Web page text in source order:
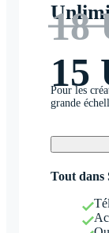
18
15
Pour les
grande
Tout dans